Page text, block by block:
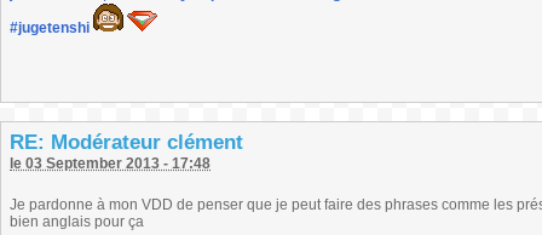
#jugetenshi
RE: Modérateur clément
le 03 September 2013 - 17:48
Je pardonne à mon VDD de penser que je peut faire des phrases comme les
bien anglais pour ça